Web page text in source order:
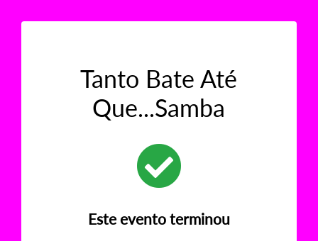
Tanto Bate Até
Que...Samba
Este evento terminou